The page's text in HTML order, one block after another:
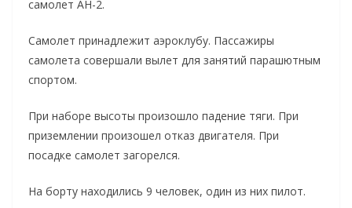
самолет АН-2.
Самолет принадлежит аэроклубу. Пассажиры
самолета совершали вылет для занятий парашютным
спортом.
При наборе высоты произошло падение тяги. При
приземлении произошел отказ двигателя. При
посадке самолет загорелся.
На борту находились 9 человек, один из них пилот.